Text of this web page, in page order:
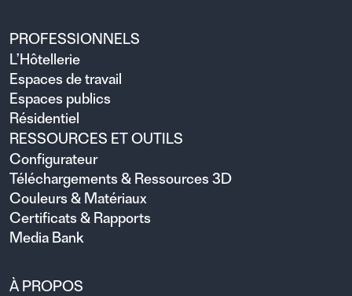
PROFESSIONNELS
L’Hôtellerie
Espaces de travail
Espaces publics
Résidentiel
RESSOURCES ET OUTILS
Configurateur
Téléchargements & Ressources 3D
Couleurs & Matériaux
Certificats & Rapports
Media Bank
À PROPOS